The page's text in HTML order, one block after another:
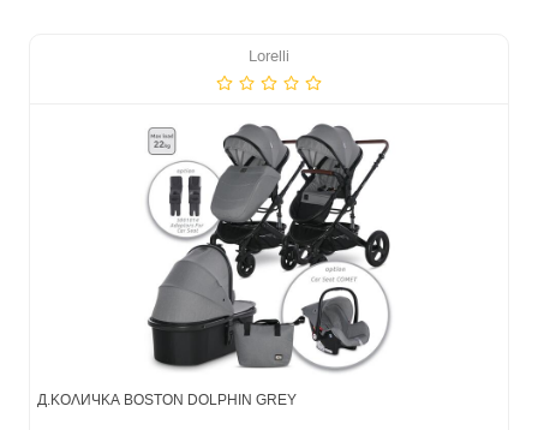
Lorelli
Д.КОЛИЧКА BOSTON DOLPHIN GREY